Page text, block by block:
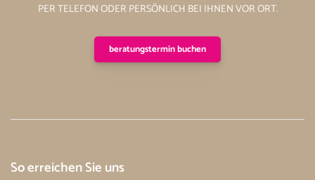
PER TELEFON ODER PERSÖNLICH BEI IHNEN VOR ORT.
beratungstermin buchen
So erreichen Sie uns